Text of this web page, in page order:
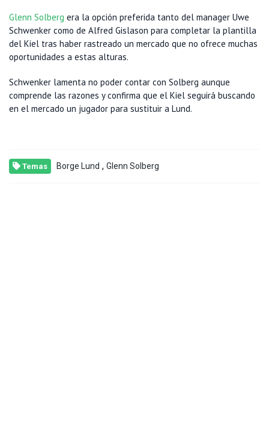
Glenn Solberg era la opción preferida tanto del manager Uwe
Schwenker como de Alfred Gislason para completar la plantilla
del Kiel tras haber rastreado un mercado que no ofrece muchas
oportunidades a estas alturas.
Schwenker lamenta no poder contar con Solberg aunque
comprende las razones y confirma que el Kiel seguirá buscando
en el mercado un jugador para sustituir a Lund.
Temas Borge Lund , Glenn Solberg